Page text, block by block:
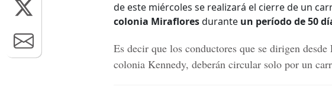
de este miércoles se realizará el cierre de un
colonia Mirafloresdurante un período de 50
Es decir que los conductores que se dirigen
colonia Kennedy, deberán circular solo por un